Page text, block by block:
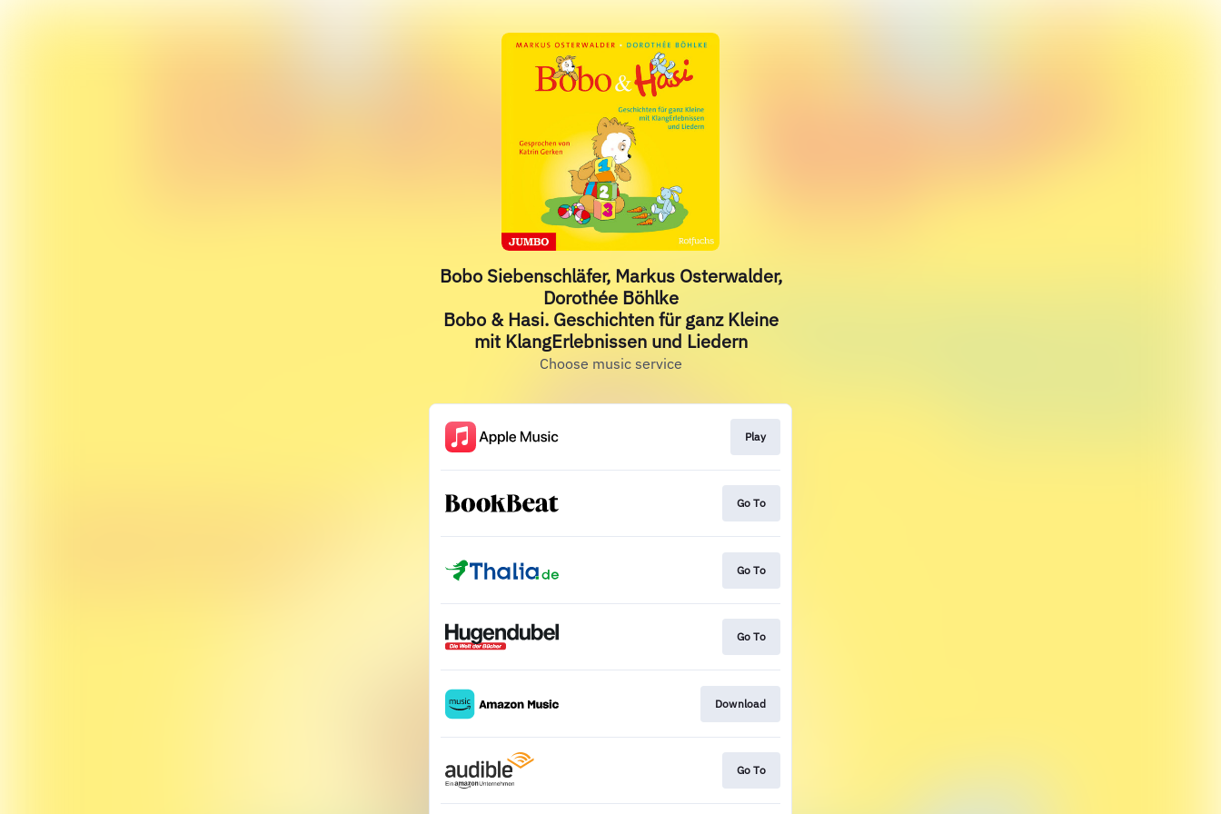
Bobo Siebenschläfer, Markus Osterwalder,
Dorothée Böhlke
Bobo & Hasi. Geschichten für ganz Kleine
mit KlangErlebnissen und Liedern
Choose music service
Play
Go To
Go To
Go To
Download
Go To